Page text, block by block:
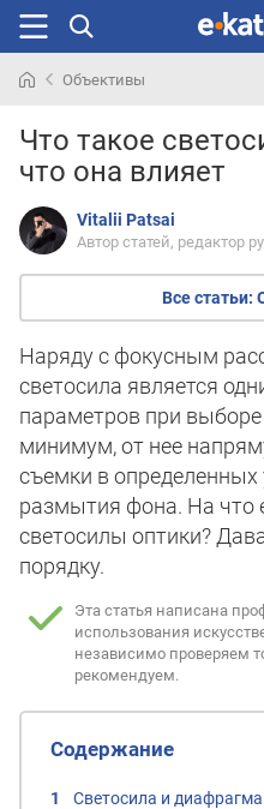
раньше
Объективы
Что такое
что она влияет
Vitalii Patsai
Автор статей, редактор
Все статьи:
Наряду с фокусным
светосила является
параметров при
минимум, от нее
съемки в определенных
размытия фона. На что
светосилы оптики?
порядку.
Эта статья написана
использования
независимо проверяем
рекомендуем.
Содержание
Светосила и